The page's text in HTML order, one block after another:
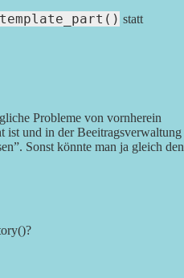
statt
Probleme von vornherein
ist und in der Beeitragsverwaltung
Sonst könnte man ja gleich den